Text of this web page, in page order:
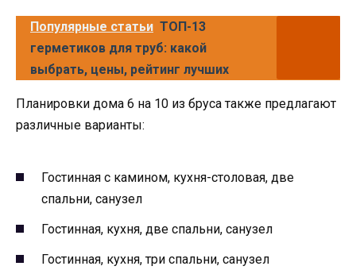
Популярные статьи ТОП-13
герметиков для труб: какой
выбрать, цены, рейтинг лучших
Планировки дома 6 на 10 из бруса также предлагают
различные варианты:
Гостинная с камином, кухня-столовая, две
спальни, санузел
Гостинная, кухня, две спальни, санузел
Гостинная, кухня, три спальни, санузел